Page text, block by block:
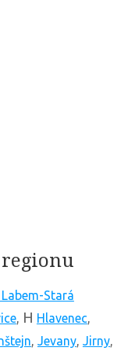
Stará
, H Hlavenec,
, Jevany, Jirny,